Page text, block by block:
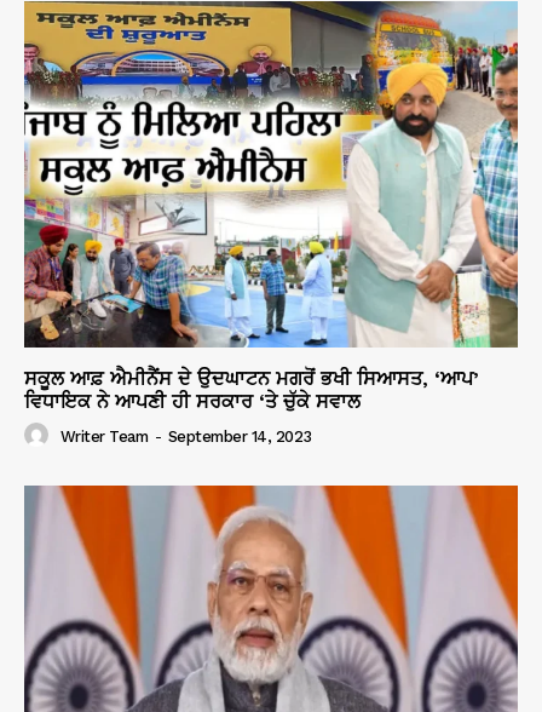
ਸਕੂਲ ਆਫ਼ ਐਮੀਨੈਂਸ ਦੇ ਉਦਘਾਟਨ ਮਗਰੋਂ ਭਖੀ ਸਿਆਸਤ, ‘ਆਪ’
ਵਿਧਾਇਕ ਨੇ ਆਪਣੀ ਹੀ ਸਰਕਾਰ ‘ਤੇ ਚੁੱਕੇ ਸਵਾਲ
Writer Team - September 14, 2023